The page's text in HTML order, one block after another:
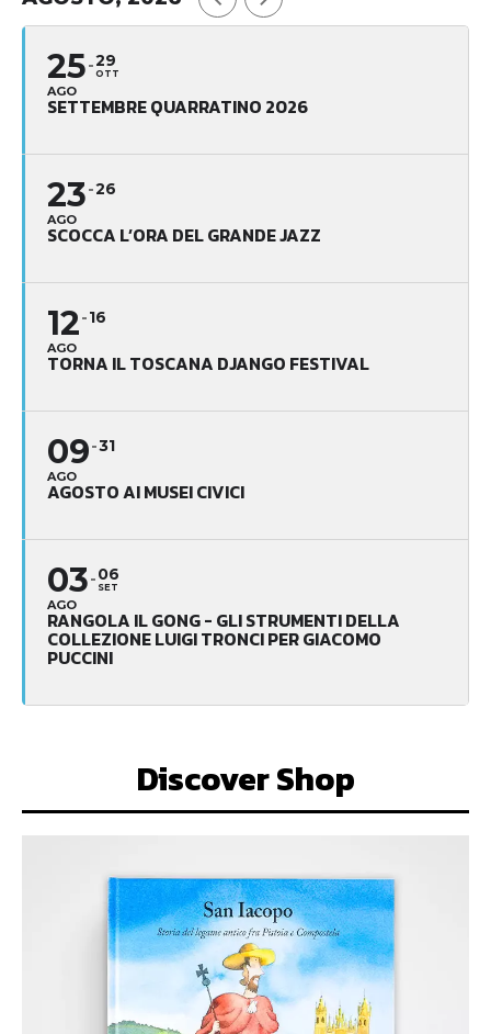
25
AGO
29
OTT
SETTEMBRE QUARRATINO 2026
23
AGO
26
SCOCCA L’ORA DEL GRANDE JAZZ
12
AGO
16
TORNA IL TOSCANA DJANGO FESTIVAL
09
AGO
31
AGOSTO AI MUSEI CIVICI
03
AGO
06
SET
RANGOLA IL GONG - GLI STRUMENTI DELLA
COLLEZIONE LUIGI TRONCI PER GIACOMO
PUCCINI
Discover Shop